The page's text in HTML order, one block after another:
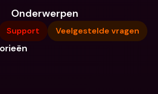
Onderwerpen
Support Veelgestelde vragen